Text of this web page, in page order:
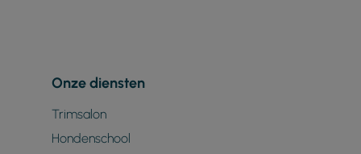
Onze diensten
Trimsalon
Hondenschool